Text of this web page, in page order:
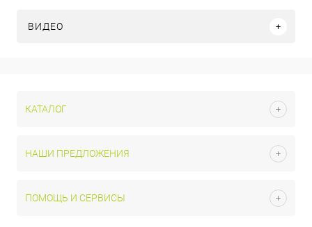
ВИДЕО
КАТАЛОГ
НАШИ ПРЕДЛОЖЕНИЯ
ПОМОЩЬ И СЕРВИСЫ